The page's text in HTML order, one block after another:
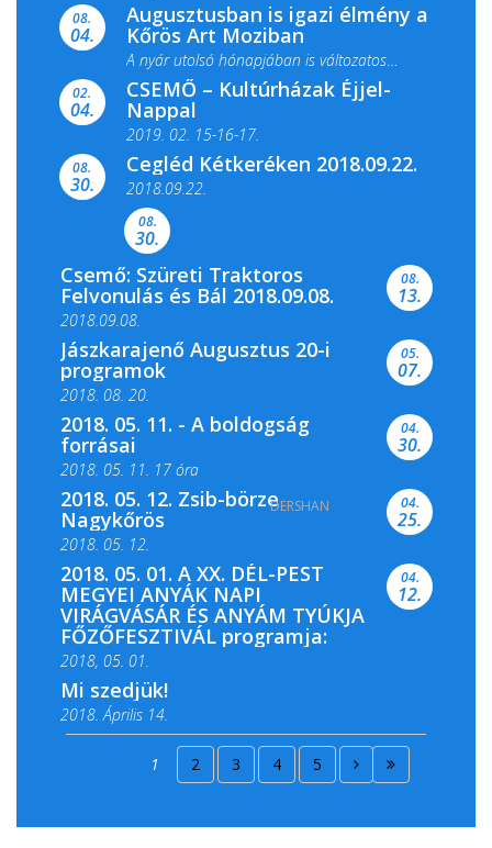
ismét megtelik ünnepi fénnyel és közös...
08.
04.
Augusztusban is igazi élmény a
Kőrös Art Moziban
A nyár utolsó hónapjában is változatos
filmkínálattal, családi...
02.
04.
CSEMŐ – Kultúrházak Éjjel-
Nappal
2019. 02. 15-16-17.
Színes és tartalmas programokkal várja a
Csemői Községi Könyvtár és...
08.
30.
Cegléd Kétkeréken 2018.09.22.
2018.09.22.
08.
30.
Csemő: Szüreti Traktoros
Felvonulás és Bál 2018.09.08.
2018.09.08.
08.
13.
Jászkarajenő Augusztus 20-i
programok
2018. 08. 20.
05.
07.
2018. 05. 11. - A boldogság
forrásai
2018. 05. 11. 17 óra
2018. 05. 11. 19 óra
04.
30.
2018. 05. 12. Zsib-börze
Nagykőrös
2018. 05. 12.
04.
25.
2018. 05. 01. A XX. DÉL-PEST
MEGYEI ANYÁK NAPI
VIRÁGVÁSÁR ÉS ANYÁM TYÚKJA
FŐZŐFESZTIVÁL programja:
2018, 05. 01.
04.
12.
Mi szedjük!
2018. Április 14.
2018. Április 15.
1 2 3 4 5
DERSHAN